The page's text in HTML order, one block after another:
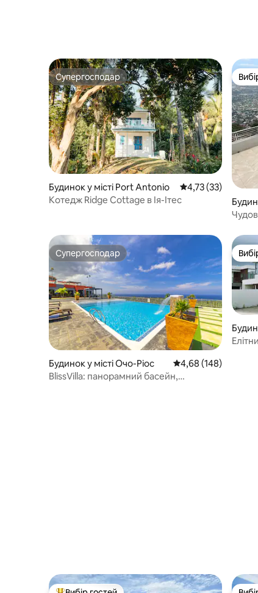
Супергосподар
Супергосподар
Будинок у місті Port Antonio Середня оцінка:
4,73 (33)
Котедж Ridge Cottage в Ія-Ітес
Супергосподар
Супергосподар
Будинок у місті Очо-Ріос Середня оцінка:
4,68 (148)
BlissVilla: панорамний басейн,